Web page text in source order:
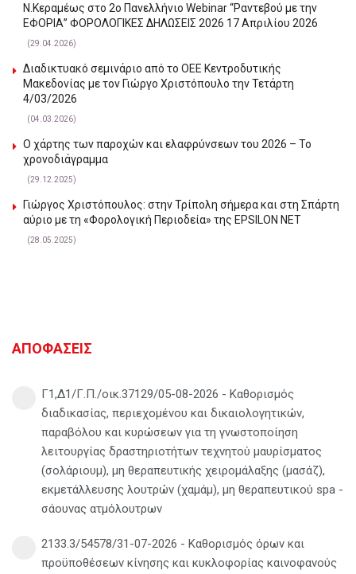
Ν.Κεραμέως στο 2o Πανελλήνιο Webinar “Ραντεβού με την
ΕΦΟΡΙΑ” ΦΟΡΟΛΟΓΙΚΕΣ ΔΗΛΩΣΕΙΣ 2026 17 Απριλίου 2026
(29.04.2026)
Διαδικτυακό σεμινάριο από το ΟΕΕ Κεντροδυτικής
Μακεδονίας με τον Γιώργο Χριστόπουλο την Τετάρτη
4/03/2026
(04.03.2026)
Ο χάρτης των παροχών και ελαφρύνσεων του 2026 – Το
χρονοδιάγραμμα
(29.12.2025)
Γιώργος Χριστόπουλος: στην Τρίπολη σήμερα και στη Σπάρτη
αύριο με τη «Φορολογική Περιοδεία» της EPSILON NET
(28.05.2025)
ΑΠΟΦΑΣΕΙΣ
Γ1,Δ1/Γ.Π./οικ.37129/05-08-2026 - Καθορισμός
διαδικασίας, περιεχομένου και δικαιολογητικών,
παραβόλου και κυρώσεων για τη γνωστοποίηση
λειτουργίας δραστηριοτήτων τεχνητού μαυρίσματος
(σολάριουμ), μη θεραπευτικής χειρομάλαξης (μασάζ),
εκμετάλλευσης λουτρών (χαμάμ), μη θεραπευτικού spa -
σάουνας ατμόλουτρων
2133.3/54578/31-07-2026 - Καθορισμός όρων και
προϋποθέσεων κίνησης και κυκλοφορίας καινοφανούς